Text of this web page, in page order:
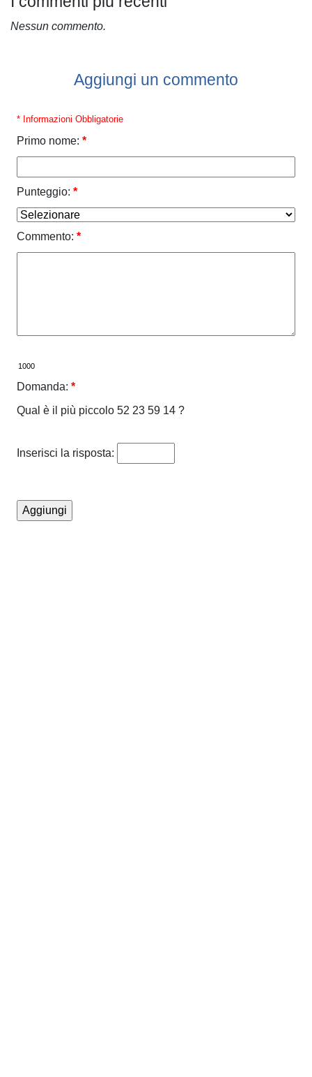
Nessun commento.
Aggiungi un commento
* Informazioni Obbligatorie
Primo nome: *
Punteggio: *
Commento: *
Domanda: *
Qual è il più piccolo 52 23 59 14 ?
Inserisci la risposta: